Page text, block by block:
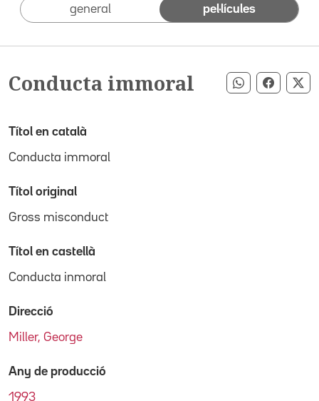
general pel·lícules
Conducta immoral Compartir
Títol en català
Conducta immoral
Títol original
Gross misconduct
Títol en castellà
Conducta inmoral
Direcció
Miller, George
Any de producció
1993